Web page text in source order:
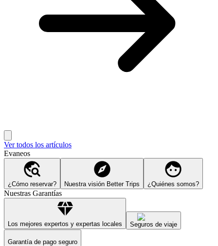
Ver todos los artículos
Evaneos
¿Cómo reservar? Nuestra visión Better Trips ¿Quiénes somos?
Nuestras Garantías
Los mejores expertos y expertas locales Seguros de viaje
Garantía de pago seguro